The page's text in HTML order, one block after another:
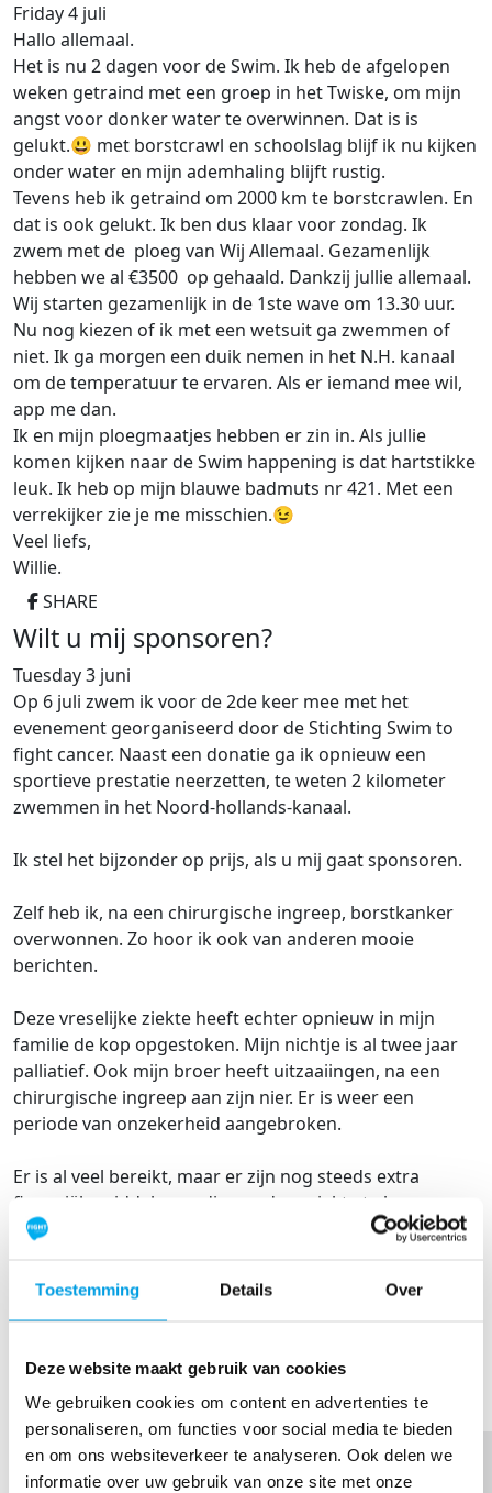
Toestemming Details Over
Deze website maakt gebruik van cookies
We gebruiken cookies om content en advertenties te
personaliseren, om functies voor social media te bieden
en om ons websiteverkeer te analyseren. Ook delen we
informatie over uw gebruik van onze site met onze
Friday 4 juli
Hallo allemaal.
Het is nu 2 dagen voor de Swim. Ik heb de afgelopen
weken getraind met een groep in het Twiske, om mijn
angst voor donker water te overwinnen. Dat is is
gelukt.😃 met borstcrawl en schoolslag blijf ik nu kijken
onder water en mijn ademhaling blijft rustig.
Tevens heb ik getraind om 2000 km te borstcrawlen. En
dat is ook gelukt. Ik ben dus klaar voor zondag. Ik
zwem met de ploeg van Wij Allemaal. Gezamenlijk
hebben we al €3500 op gehaald. Dankzij jullie allemaal.
Wij starten gezamenlijk in de 1ste wave om 13.30 uur.
Nu nog kiezen of ik met een wetsuit ga zwemmen of
niet. Ik ga morgen een duik nemen in het N.H. kanaal
om de temperatuur te ervaren. Als er iemand mee wil,
app me dan.
Ik en mijn ploegmaatjes hebben er zin in. Als jullie
komen kijken naar de Swim happening is dat hartstikke
leuk. Ik heb op mijn blauwe badmuts nr 421. Met een
verrekijker zie je me misschien.😉
Veel liefs,
Willie.
SHARE
Wilt u mij sponsoren?
Tuesday 3 juni
Op 6 juli zwem ik voor de 2de keer mee met het
evenement georganiseerd door de Stichting Swim to
fight cancer. Naast een donatie ga ik opnieuw een
sportieve prestatie neerzetten, te weten 2 kilometer
zwemmen in het Noord-hollands-kanaal.
Ik stel het bijzonder op prijs, als u mij gaat sponsoren.
Zelf heb ik, na een chirurgische ingreep, borstkanker
overwonnen. Zo hoor ik ook van anderen mooie
berichten.
Deze vreselijke ziekte heeft echter opnieuw in mijn
familie de kop opgestoken. Mijn nichtje is al twee jaar
palliatief. Ook mijn broer heeft uitzaaiingen, na een
chirurgische ingreep aan zijn nier. Er is weer een
periode van onzekerheid aangebroken.
Er is al veel bereikt, maar er zijn nog steeds extra
financiële middelen nodig om deze ziekte te kunnen
overwinnen. Uw sponsoring helpt hierbij.
Met hartelijke groet.
SHARE
Thank you to my Sponsors